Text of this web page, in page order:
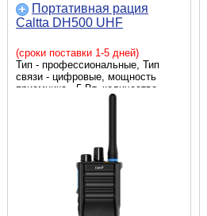
Портативная рация
Caltta DH500 UHF
(сроки поставки 1-5 дней)
Тип - профессиональные, Тип
связи - цифровые, мощность
приемника - 5 Вт, количество
каналов - 32 канала,
устройство, Шаг сетки - 12.5 кГц,
Li-ion 2500 mAh, Диапазон частот
- 400‑470 МГц, Количество раций -
1 шт, Размеры - 117 х 55 х 37 мм,
Вес - 275 г, Цвет - черный